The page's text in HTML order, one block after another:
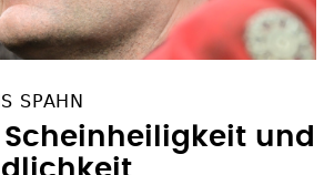
SPAHN
und